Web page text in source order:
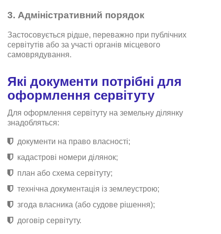
3. Адміністративний порядок
Застосовується рідше, переважно при публічних
сервітутів або за участі органів місцевого
самоврядування.
Які документи потрібні для
оформлення сервітуту
Для оформлення сервітуту на земельну ділянку
знадобляться:
документи на право власності;
кадастрові номери ділянок;
план або схема сервітуту;
технічна документація із землеустрою;
згода власника (або судове рішення);
договір сервітуту.